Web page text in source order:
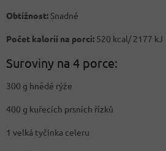
Obtížnost: Snadné
Počet kalorií na porci: 520 kcal/ 2177 kJ
Suroviny na 4 porce:
300 g hnědé rýže
400 g kuřecích prsních řízků
1 velká tyčinka celeru